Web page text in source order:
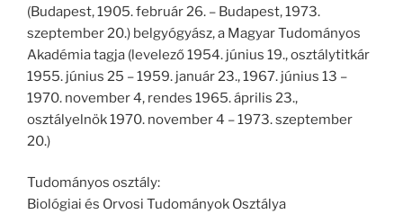
(Budapest, 1905. február 26. – Budapest, 1973.
szeptember 20.) belgyógyász, a Magyar Tudományos
Akadémia tagja (levelező 1954. június 19., osztálytitkár
1955. június 25 – 1959. január 23., 1967. június 13 –
1970. november 4, rendes 1965. április 23.,
osztályelnök 1970. november 4 – 1973. szeptember
20.)
Tudományos osztály:
Biológiai és Orvosi Tudományok Osztálya